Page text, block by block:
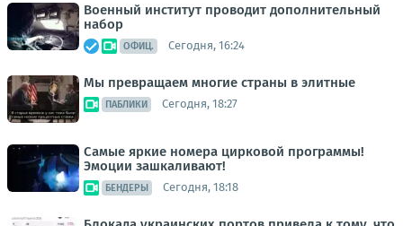
Военный институт проводит дополнительный
набор
ОФИЦ. Сегодня, 16:24
Мы превращаем многие страны в элитные
ПАБЛИКИ Сегодня, 18:27
Самые яркие номера цирковой программы!
Эмоции зашкаливают!
БЕНДЕРЫ Сегодня, 18:18